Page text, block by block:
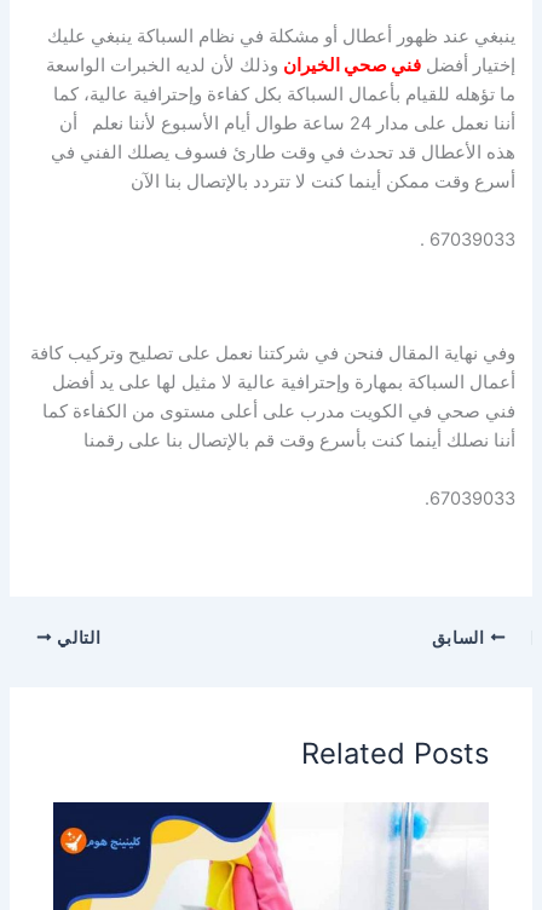
ينبغي عند ظهور أعطال أو مشكلة في نظام السباكة ينبغي عليك
إختيار أفضلفني صحي الخيران وذلك لأن لديه الخبرات الواسعة
ما تؤهله للقيام بأعمال السباكة بكل كفاءة وإحترافية عالية، كما
أننا نعمل على مدار 24 ساعة طوال أيام الأسبوع لأننا نعلم أن
هذه الأعطال قد تحدث في وقت طارئ فسوف يصلك الفني في
أسرع وقت ممكن أينما كنت لا تتردد بالإتصال بنا الآن
67039033 .
وفي نهاية المقال فنحن في شركتنا نعمل على تصليح وتركيب كافة
أعمال السباكة بمهارة وإحترافية عالية لا مثيل لها على يد أفضل
فني صحي في الكويت مدرب على أعلى مستوى من الكفاءة كما
أننا نصلك أينما كنت بأسرع وقت قم بالإتصال بنا على رقمنا
67039033.
السابق التالي
Related Posts